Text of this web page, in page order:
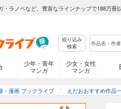
・ラノベなど、豊富なラインナップで188万冊
絞り込み
検索
少年・青年
マンガ
少女・女性
マンガ
・漫画 ブックライブ えだおおすすめ作品